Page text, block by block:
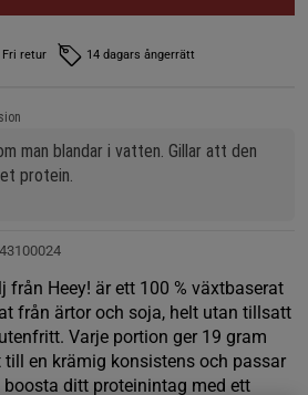
Fri retur 14 dagars ångerrätt
man blandar i vatten. Gillar att den
protein.
från Heey! är ett 100 % växtbaserat
från ärtor och soja, helt utan tillsatt
Varje portion ger 19 gram
till en krämig konsistens och passar
ditt proteinintag med ett